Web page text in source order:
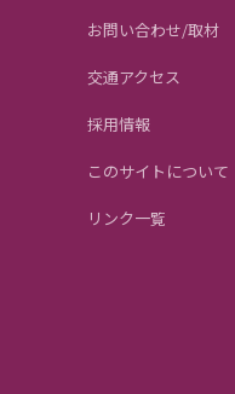
お問い合わせ/取材
交通アクセス
採用情報
このサイトについて
リンク一覧